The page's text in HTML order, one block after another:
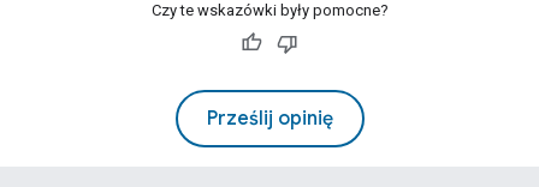
Czy te wskazówki były pomocne?
Prześlij opinię